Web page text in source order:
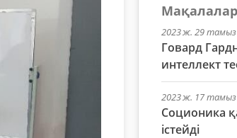
Мақалалар
2023 ж. 29 тамыз
Говард
интеллект
2023 ж. 17 тамыз
Соционика
істейді